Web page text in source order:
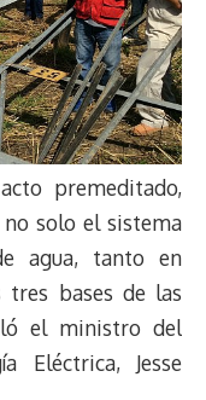
premeditado,
solo el sistema
agua, tanto en
tres bases de las
el ministro del
Eléctrica, Jesse